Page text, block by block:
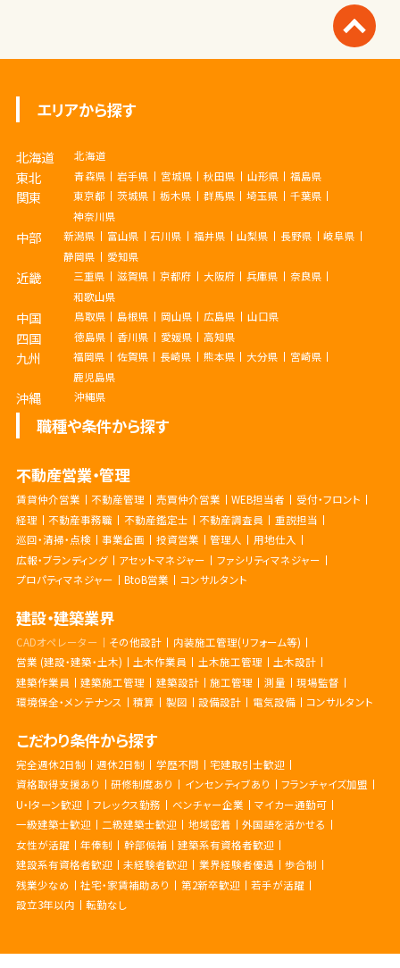
エリアから探す
北海道 北海道
東北 青森県 岩手県 宮城県 秋田県 山形県 福島県
関東 東京都 茨城県 栃木県 群馬県 埼玉県
千葉県
神奈川県
中部 新潟県 富山県 石川県 福井県 山梨県 長野県
岐阜県
静岡県
愛知県
近畿 三重県 滋賀県 京都府 大阪府 兵庫県
奈良県
和歌山県
中国 鳥取県 島根県 岡山県 広島県 山口県
四国 徳島県 香川県 愛媛県 高知県
九州 福岡県 佐賀県 長崎県 熊本県 大分県
宮崎県
鹿児島県
沖縄 沖縄県
職種や条件から探す
不動産営業・管理
賃貸仲介営業 不動産管理 売買仲介営業 WEB担当者
受付・フロント
経理
不動産事務職 不動産鑑定士 不動産調査員
重説担当
巡回・清掃・点検
事業企画 投資営業 管理人
用地仕入
広報・ブランディング
アセットマネジャー
ファシリティマネジャー
プロパティマネジャー
BtoB営業 コンサルタント
建設・建築業界
CADオペレーター その他設計
内装施工管理(リフォーム等)
営業 (建設・建築・土木)
土木作業員 土木施工管理
土木設計
建築作業員
建築施工管理 建築設計 施工管理 測量
現場監督
環境保全・メンテナンス
積算 製図 設備設計 電気設備 コンサルタント
こだわり条件から探す
完全週休2日制 週休2日制 学歴不問
宅建取引士歓迎
資格取得支援あり
研修制度あり インセンティブあり
フランチャイズ加盟
U・Iターン歓迎
フレックス勤務 ベンチャー企業
マイカー通勤可
一級建築士歓迎
二級建築士歓迎 地域密着
外国語を活かせる
女性が活躍
年俸制 幹部候補
建築系有資格者歓迎
建設系有資格者歓迎
未経験者歓迎 業界経験者優遇
歩合制
残業少なめ
社宅・家賃補助あり 第2新卒歓迎
若手が活躍
設立3年以内
転勤なし